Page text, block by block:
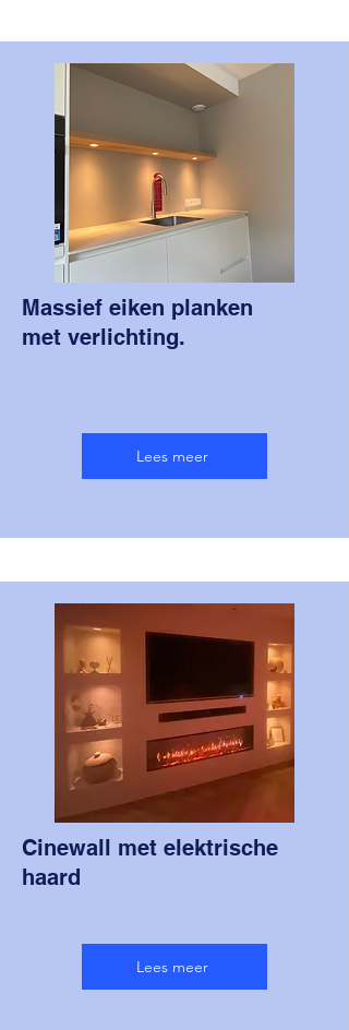
Massief eiken planken
met verlichting.
Lees meer
Cinewall met elektrische
haard
Lees meer